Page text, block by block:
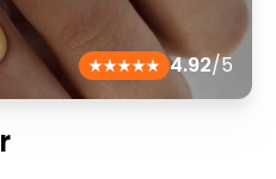
4.92/5